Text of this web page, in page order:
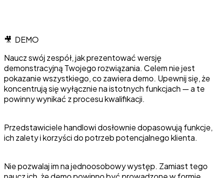
🎥 DEMO
Naucz swój zespół, jak prezentować wersję
demonstracyjną Twojego rozwiązania. Celem nie jest
pokazanie wszystkiego, co zawiera demo. Upewnij się, że
koncentrują się wyłącznie na istotnych funkcjach — a te
powinny wynikać z procesu kwalifikacji.
Przedstawiciele handlowi dosłownie dopasowują funkcje,
ich zalety i korzyści do potrzeb potencjalnego klienta.
Nie pozwalaj im na jednoosobowy występ. Zamiast tego